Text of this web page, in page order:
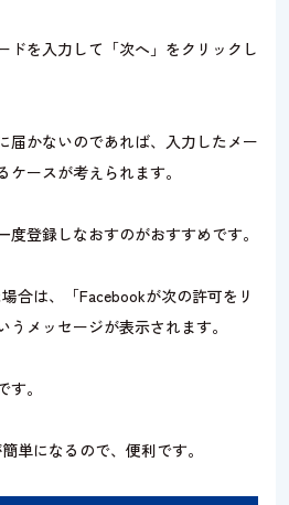
ドを入力して「次へ」をクリックし
届かないのであれば、入力したメー
ースが考えられます。
度登録しなおすのがおすすめです。
合は、「Facebookが次の許可をリ
メッセージが表示されます。
。
単になるので、便利です。